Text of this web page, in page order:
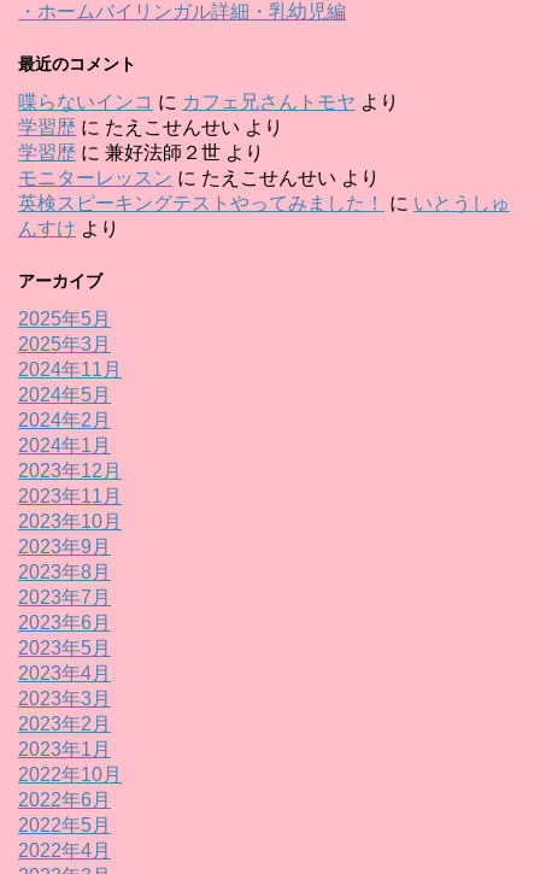
・ホームバイリンガル詳細・乳幼児編
最近のコメント
喋らないインコ に カフェ兄さんトモヤ より
学習歴 に たえこせんせい より
学習歴 に 兼好法師２世 より
モニターレッスン に たえこせんせい より
英検スピーキングテストやってみました！
に いとうしゅ
んすけ より
アーカイブ
2025年5月
2025年3月
2024年11月
2024年5月
2024年2月
2024年1月
2023年12月
2023年11月
2023年10月
2023年9月
2023年8月
2023年7月
2023年6月
2023年5月
2023年4月
2023年3月
2023年2月
2023年1月
2022年10月
2022年6月
2022年5月
2022年4月